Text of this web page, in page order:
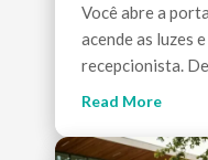
Você abre a
acende as luzes
recepcionista.
Read More